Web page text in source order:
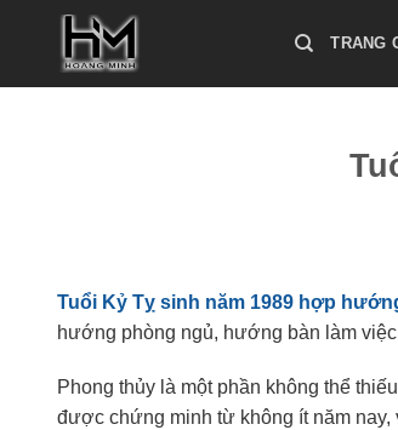
TRANG
Tuổi Kỷ Tỵ sinh năm 1989 hợp
hướng phòng ngủ, hướng bàn làm
Phong thủy là một phần không thể
được chứng minh từ không ít năm